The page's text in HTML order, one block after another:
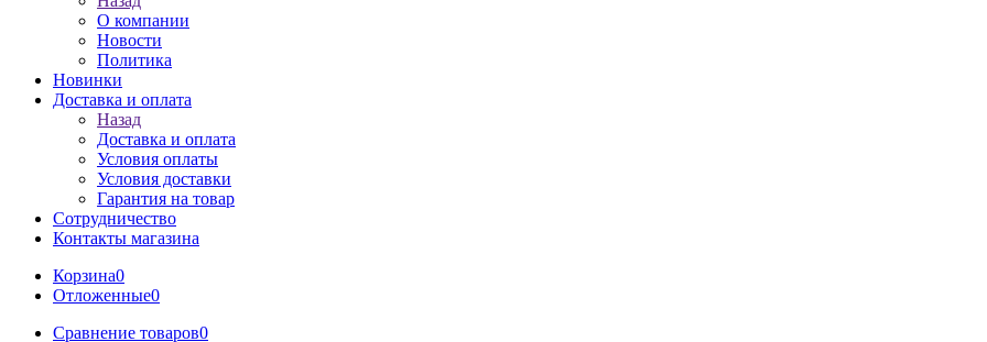
О компании
Новости
Политика
Новинки
Доставка и оплата
Назад
Доставка и оплата
Условия оплаты
Условия доставки
Гарантия на товар
Сотрудничество
Контакты магазина
Корзина0
Отложенные0
Сравнение товаров0